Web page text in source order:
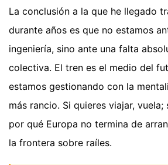
La conclusión a la que he llegado
durante años es que no estamos
ingeniería, sino ante una falta
colectiva. El tren es el medio del
estamos gestionando con la
más rancio. Si quieres viajar,
por qué Europa no termina de
la frontera sobre raíles.